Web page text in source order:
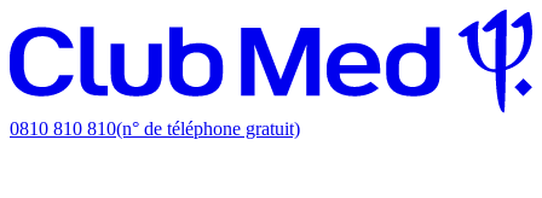
0810 810 810(n° de téléphone gratuit)